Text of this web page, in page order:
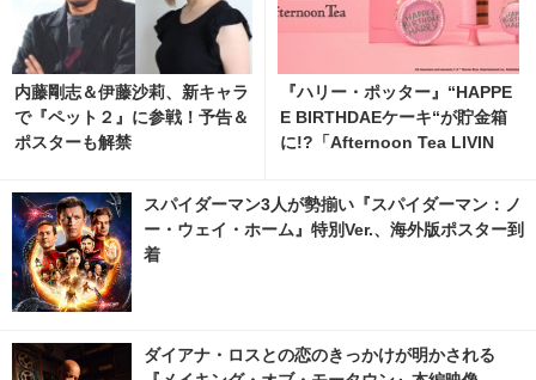
内藤剛志＆伊藤沙莉、新キャラ
で『ペット２』に参戦！予告＆
ポスターも解禁
『ハリー・ポッター』“HAPPE
E BIRTHDAEケーキ“が貯金箱
に!?「Afternoon Tea LIVIN
スパイダーマン3人が勢揃い『スパイダーマン：ノ
ー・ウェイ・ホーム』特別Ver.、海外版ポスター到
着
ダイアナ・ロスとの恋のきっかけが明かされる